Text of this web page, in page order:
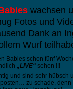
wachsen
Fotos und
Dank an
Wurf
Babies schon fünf
„LIVE“ sehen !!!
und sind sehr
zu schade,